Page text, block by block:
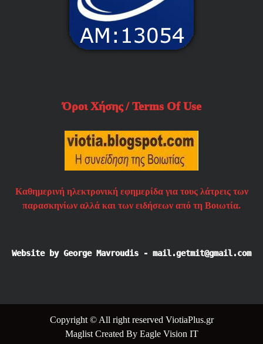
Όροι Χήσης / Terms Of Use
Καθημερινή ηλεκτρονική εφημερίδα για τους λάτρεις των
παρασκηνίων αλλά και των ειδήσεων από τη Βοιωτία.
Website by George Mavroudis - mail.getmit@gmail.com
Copyright © All right reserved ViotiaPlus.gr
Maglist Created By Eagle Vision IT